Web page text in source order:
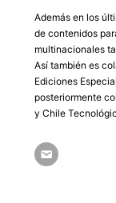
Además en los
de contenidos
multinacionales
Así también es
Ediciones
posteriormente
y Chile